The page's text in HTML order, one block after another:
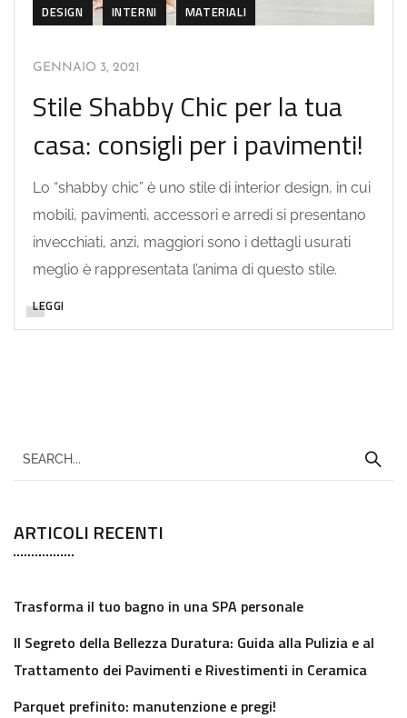
DESIGN INTERNI MATERIALI
GENNAIO 3, 2021
Stile Shabby Chic per la tua
casa: consigli per i pavimenti!
Lo “shabby chic” è uno stile di interior design, in cui
mobili, pavimenti, accessori e arredi si presentano
invecchiati, anzi, maggiori sono i dettagli usurati
meglio è rappresentata l’anima di questo stile.
LEGGI
ARTICOLI RECENTI
Trasforma il tuo bagno in una SPA personale
Il Segreto della Bellezza Duratura: Guida alla Pulizia e al
Trattamento dei Pavimenti e Rivestimenti in Ceramica
Parquet prefinito: manutenzione e pregi!